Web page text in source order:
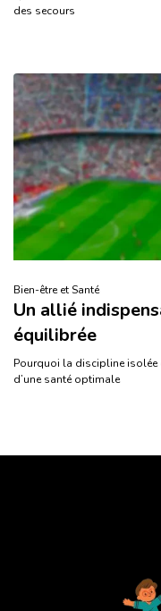
des secours
Bien-être et Santé
Un allié
équilibrée
Pourquoi la discipline isolée
d’une santé optimale